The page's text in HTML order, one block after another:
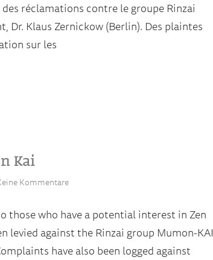
réclamations contre le groupe Rinzai
Dr. Klaus Zernickow (Berlin). Des plaintes
sur les
Kai
Kommentare
those who have a potential interest in Zen
levied against the Rinzai group Mumon-KAI
have also been logged against